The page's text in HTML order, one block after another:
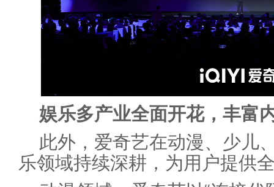
娱乐多产业全面开花，丰富
此外，爱奇艺在动漫、少儿
乐领域持续深耕，为用户提供